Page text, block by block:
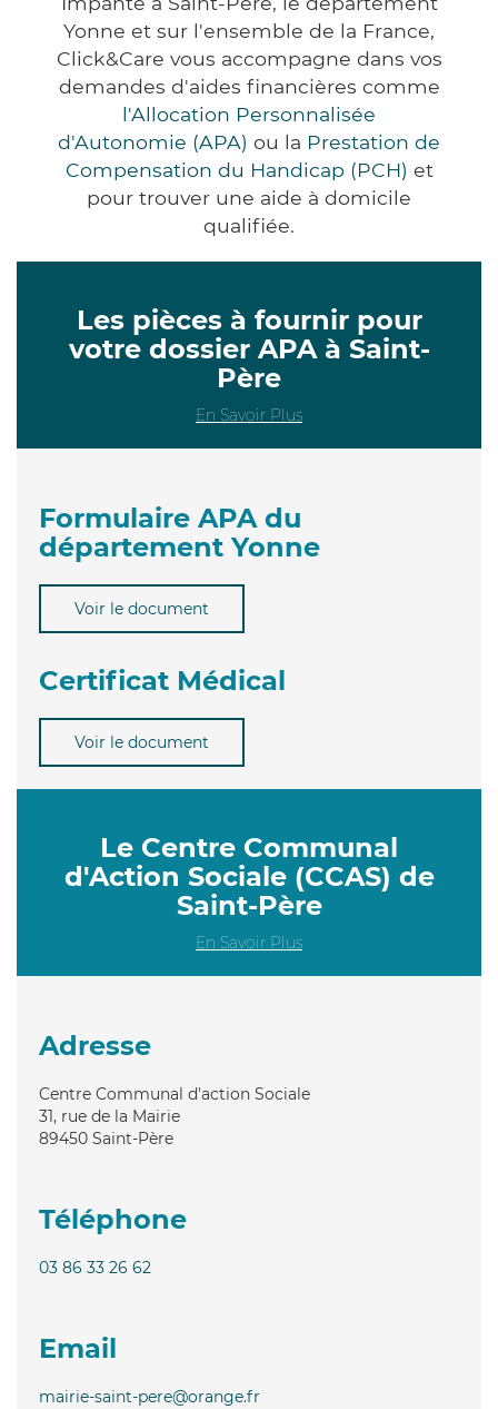
Yonne et sur l'ensemble de la France,
Click&Care vous accompagne dans vos
demandes d'aides financières comme
l'Allocation Personnalisée
d'Autonomie (APA) ou la Prestation de
Compensation du Handicap (PCH) et
pour trouver une aide à domicile
qualifiée.
Les pièces à fournir pour
votre dossier APA à Saint-
Père
En Savoir Plus
Formulaire APA du
département Yonne
Voir le document
Certificat Médical
Voir le document
Le Centre Communal
d'Action Sociale (CCAS) de
Saint-Père
En Savoir Plus
Adresse
Centre Communal d'action Sociale
31, rue de la Mairie
89450 Saint-Père
Téléphone
03 86 33 26 62
Email
mairie-saint-pere@orange.fr